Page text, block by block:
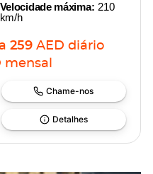
Velocidade máxima: 210
km/h
259 AED diário
mensal
Chame-nos
Detalhes